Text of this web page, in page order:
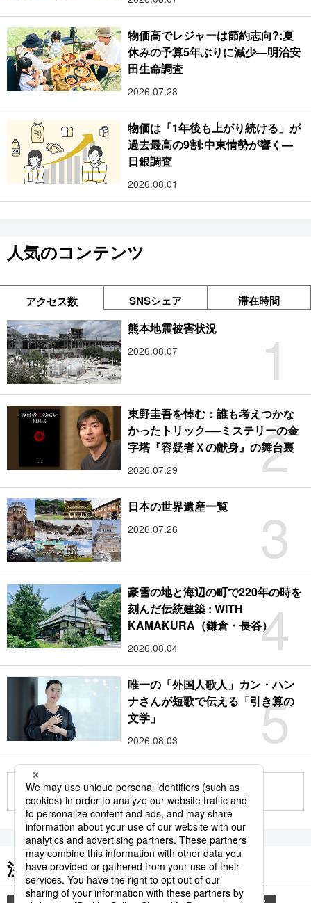
物価高でレジャーは節約志向?:夏
休みの予算5年ぶりに減少―明治安
田生命調査
2026.07.28
物価は「1年後も上がり続ける」が
過去最高の9割:中東情勢が響く―
日銀調査
2026.08.01
人気のコンテンツ
アクセス数 SNSシェア 滞在時間
1
熊本地震被害状況
2026.08.07
2
東野圭吾を悼む：誰も考えつかな
かったトリック──ミステリーの金
字塔『容疑者Ｘの献身』の舞台裏
2026.07.29
3
日本の世界遺産一覧
2026.07.26
4
豪雪の地と海辺の町で220年の時を
刻んだ伝統建築 : WITH
KAMAKURA（鎌倉・長谷）
2026.08.04
5
唯一の「外国人歌人」カン・ハン
ナさんが短歌で伝える「引き算の
文学」
2026.08.03
もっと見る
注目のキーワード